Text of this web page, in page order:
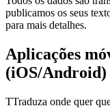
publicamos os seus
para mais detalhes.
Aplicações
(iOS/Android)
TTraduza onde quer